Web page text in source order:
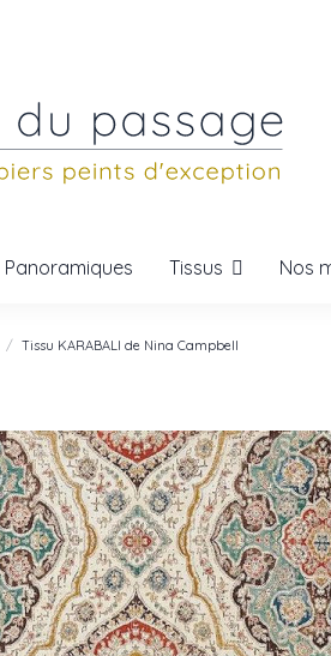
Panoramiques Tissus Nos
Tissu KARABALI de Nina Campbell